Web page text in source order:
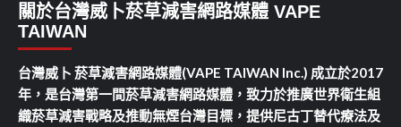
關於台灣威卜菸草減害網路媒體 VAPE
TAIWAN
台灣威卜 菸草減害網路媒體(VAPE TAIWAN Inc.) 成立於2017
年，是台灣第一間菸草減害網路媒體，致力於推廣世界衛生組
織菸草減害戰略及推動無煙台灣目標，提供尼古丁替代療法及